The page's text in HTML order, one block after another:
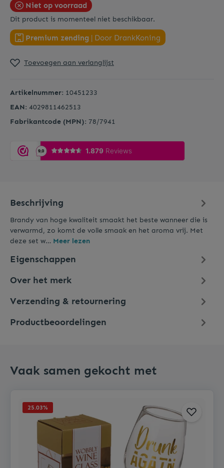
Niet op voorraad
Dit product is momenteel niet beschikbaar.
Premium zending | Door DrankKoning
Toevoegen aan verlanglijst
Artikelnummer: 10451233
EAN: 4029811462513
Fabrikantcode (MPN): 78/7941
Beschrijving
Brandy van hoge kwaliteit smaakt het beste wanneer die is
verwarmd, zo komt de volle smaak en het aroma vrij. Met
deze set w… Meer lezen
Eigenschappen
Over het merk
Verzending & retournering
Productbeoordelingen
Vaak samen gekocht met
25.03%